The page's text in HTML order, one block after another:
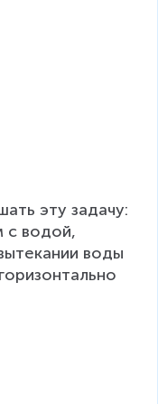
эту задачу:
с водой,
воды